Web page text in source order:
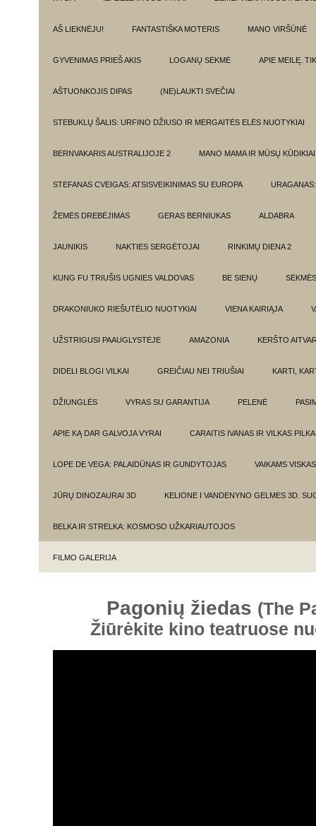
AŠ LIEKNĖJU! FANTASTIŠKA MOTERIS MANO VIRŠŪNĖ
GYVENIMAS PRIEŠ AKIS LOGANŲ SĖKMĖ APIE MEILĘ.
AŠTUONKOJIS DIPAS (NE)LAUKTI SVEČIAI
STEBUKLŲ ŠALIS: URFINO DŽIUSO IR MERGAITĖS ELĖS NUOTYKIAI
BERNVAKARIS AUSTRALIJOJE 2 MANO MAMA IR MŪSŲ KŪDIKIAI
STEFANAS CVEIGAS: ATSISVEIKINIMAS SU EUROPA
ŽEMĖS DREBĖJIMAS GERAS BERNIUKAS ALDABRA
JAUNIKIS NAKTIES SERGĖTOJAI RINKIMŲ DIENA 2
KUNG FU TRIUŠIS UGNIES VALDOVAS BE SIENŲ
DRAKONIUKO RIEŠUTĖLIO NUOTYKIAI VIENA KAIRIĄJA
UŽSTRIGUSI PAAUGLYSTĖJE AMAZONIA KERŠTO
DIDELI BLOGI VILKAI GREIČIAU NEI TRIUŠIAI KARTI,
DŽIUNGLĖS VYRAS SU GARANTIJA PELENĖ
APIE KĄ DAR GALVOJA VYRAI CARAITIS IVANAS IR VILKAS
LOPE DE VEGA: PALAIDŪNAS IR GUNDYTOJAS VAIKAMS
JŪRŲ DINOZAURAI 3D KELIONE I VANDENYNO GELMES 3D.
BELKA IR STRELKA: KOSMOSO UŽKARIAUTOJOS
FILMO GALERIJA
Pagonių žiedas (The
Žiūrėkite kino teatruose